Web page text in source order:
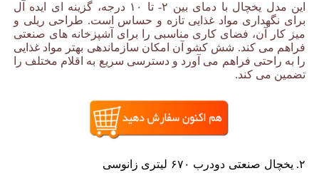
این مدل یخچال با دمای بین ۲- تا ۱۰ درجه، گزینه ای ایده آل
برای نگهداری مواد غذایی تازه و حساس است. طراحی ریلی و
میز کار آن، فضای کاری مناسبی را برای آشپزخانه های صنعتی
فراهم می کند. شش کشو آن امکان سازماندهی بهتر مواد غذایی
را به راحتی فراهم می آورد و دسترسی سریع به اقلام مختلف را
تضمین می کند.
۲. یخچال صنعتی دودرب ۶۷۰ لیتری زانوسی